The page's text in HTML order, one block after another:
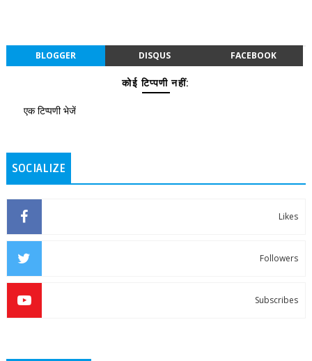
BLOGGER DISQUS FACEBOOK
कोई टिप्पणी नहीं:
एक टिप्पणी भेजें
SOCIALIZE
Likes
Followers
Subscribes